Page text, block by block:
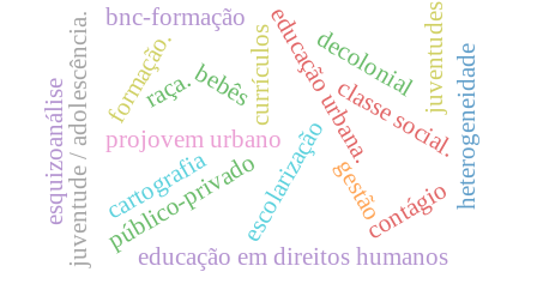
currículos
projovem urbano
juventude / adolescência. e
d
u
c
a
ç
ã
o
u
r
b
a
n
a
.
c
l
a
s
s
e
s
o
c
i
a
l
.
raça.
gestão
juventudes
escolarização
educação em direitos humanos
heterogeneidade
público-privado
esquizoanálise
formação. decolonial
bebês
contágio
cartografia
bnc-formação